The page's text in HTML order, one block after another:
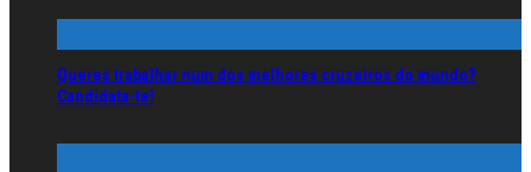
Queres trabalhar num dos melhores cruzeiros do mundo?
Candidata-te!